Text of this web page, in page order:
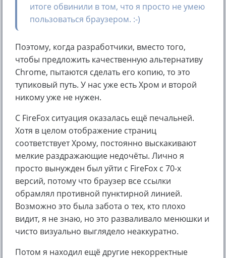
итоге обвинили в том, что я просто не умею
пользоваться браузером. :-)
Поэтому, когда разработчики, вместо того,
чтобы предложить качественную альтернативу
Chrome, пытаются сделать его копию, то это
тупиковый путь. У нас уже есть Хром и второй
никому уже не нужен.
С FireFox ситуация оказалась ещё печальней.
Хотя в целом отображение страниц
соответствует Хрому, постоянно выскакивают
мелкие раздражающие недочёты. Лично я
просто вынужден был уйти с FireFox с 70-х
версий, потому что браузер все ссылки
обрамлял противной пунктирной линией.
Возможно это была забота о тех, кто плохо
видит, я не знаю, но это разваливало менюшки и
чисто визуально выглядело неаккуратно.
Потом я находил ещё другие некорректные